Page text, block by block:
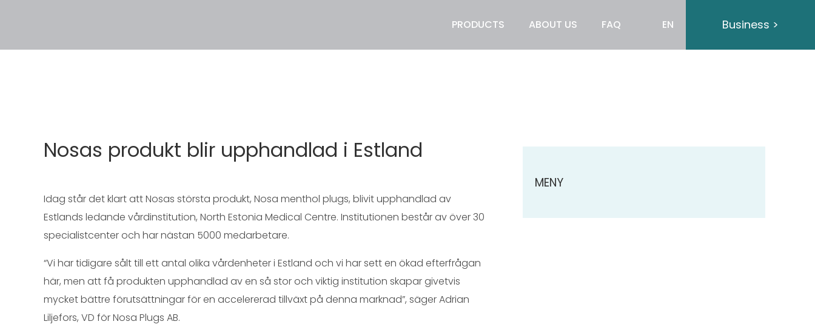
PRODUCTS ABOUT US FAQ EN Business >
Nosas produkt blir upphandlad i Estland
Idag står det klart att Nosas största produkt, Nosa menthol plugs, blivit upphandlad av
Estlands ledande vårdinstitution, North Estonia Medical Centre. Institutionen består av över 30
specialistcenter och har nästan 5000 medarbetare.
“Vi har tidigare sålt till ett antal olika vårdenheter i Estland och vi har sett en ökad efterfrågan
här, men att få produkten upphandlad av en så stor och viktig institution skapar givetvis
mycket bättre förutsättningar för en accelererad tillväxt på denna marknad”, säger Adrian
Liljefors, VD för Nosa Plugs AB.
MENY